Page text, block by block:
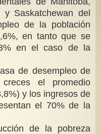
y Saskatchewan del
de la población
en tanto que se
en el caso de la
de desempleo de
el promedio
y los ingresos de
el 70% de la
de la pobreza